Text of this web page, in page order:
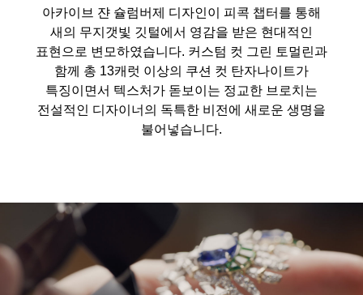
아카이브 쟌 슐럼버제 디자인이 피콕 챕터를 통해
새의 무지갯빛 깃털에서 영감을 받은 현대적인
표현으로 변모하였습니다. 커스텀 컷 그린 토멀린과
함께 총 13캐럿 이상의 쿠션 컷 탄자나이트가
특징이면서 텍스처가 돋보이는 정교한 브로치는
전설적인 디자이너의 독특한 비전에 새로운 생명을
불어넣습니다.